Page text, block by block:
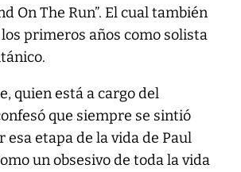
On The Run”. El cual también
primeros años como solista
quien está a cargo del
que siempre se sintió
esa etapa de la vida de Paul
un obsesivo de toda la vida